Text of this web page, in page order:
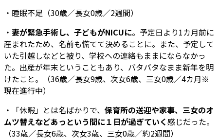
・睡眠不足（30歳／長女0歳／2週間）
・ 妻が緊急手術し、子どもがNICUに。予定日より1カ月前に
産まれたため、名前も慌てて決めることに。また、予定して
いた引越しなどと被り、学校への連絡もままにならなかっ
た。出産が年末ということもあり、バタバタなまま新年を明
けたこと。（36歳／長女9歳、次女6歳、三女0歳／4カ月※
現在進行中）
・「休暇」とは名ばかりで、 保育所の送迎や家事、三女のオ
ムツ替えなどあっという間に１日が過ぎていく感じだった。
（33歳／長女6歳、次女3歳、三女0歳／約2週間）